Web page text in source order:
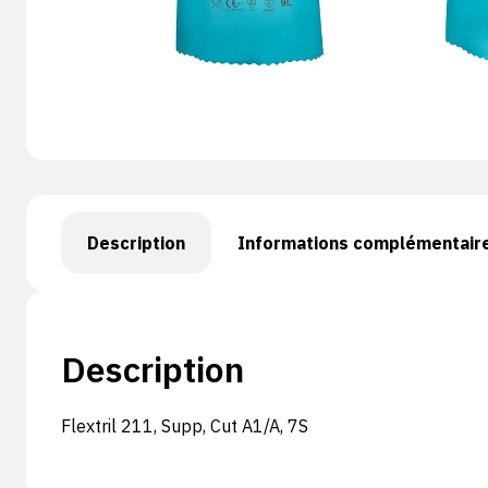
Description Informations
Description
Flextril 211, Supp, Cut A1/A, 7S